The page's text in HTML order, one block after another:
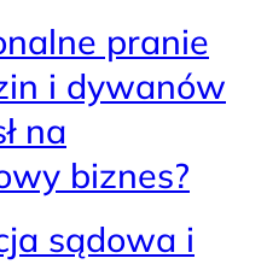
pranie
i dywanów
na
biznes?
sądowa i